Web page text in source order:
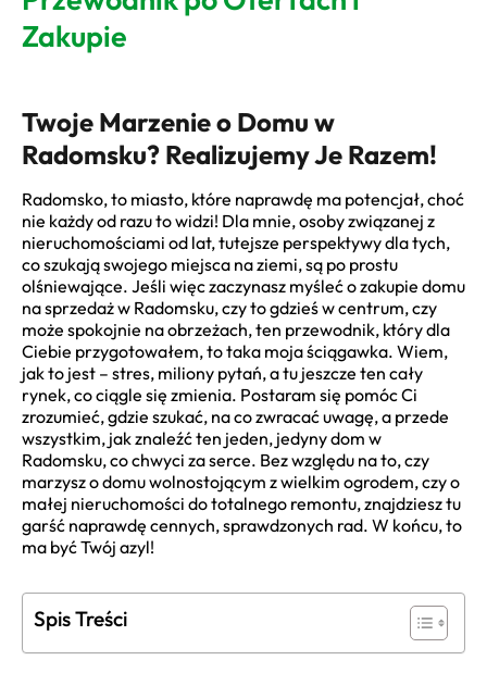
Zakupie
Twoje Marzenie o Domu w
Radomsku? Realizujemy Je Razem!
Radomsko, to miasto, które naprawdę ma potencjał, choć
nie każdy od razu to widzi! Dla mnie, osoby związanej z
nieruchomościami od lat, tutejsze perspektywy dla tych,
co szukają swojego miejsca na ziemi, są po prostu
olśniewające. Jeśli więc zaczynasz myśleć o zakupie domu
na sprzedaż w Radomsku, czy to gdzieś w centrum, czy
może spokojnie na obrzeżach, ten przewodnik, który dla
Ciebie przygotowałem, to taka moja ściągawka. Wiem,
jak to jest – stres, miliony pytań, a tu jeszcze ten cały
rynek, co ciągle się zmienia. Postaram się pomóc Ci
zrozumieć, gdzie szukać, na co zwracać uwagę, a przede
wszystkim, jak znaleźć ten jeden, jedyny dom w
Radomsku, co chwyci za serce. Bez względu na to, czy
marzysz o domu wolnostojącym z wielkim ogrodem, czy o
małej nieruchomości do totalnego remontu, znajdziesz tu
garść naprawdę cennych, sprawdzonych rad. W końcu, to
ma być Twój azyl!
Spis Treści